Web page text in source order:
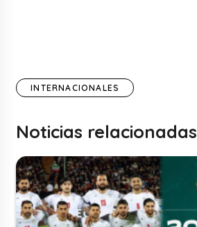
INTERNACIONALES
Noticias relacionadas